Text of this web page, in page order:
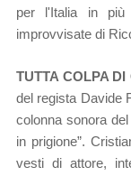
per l'Italia in più
improvvisate di
TUTTA COLPA DI
del regista Davide
colonna sonora
in prigione”.
vesti di attore,